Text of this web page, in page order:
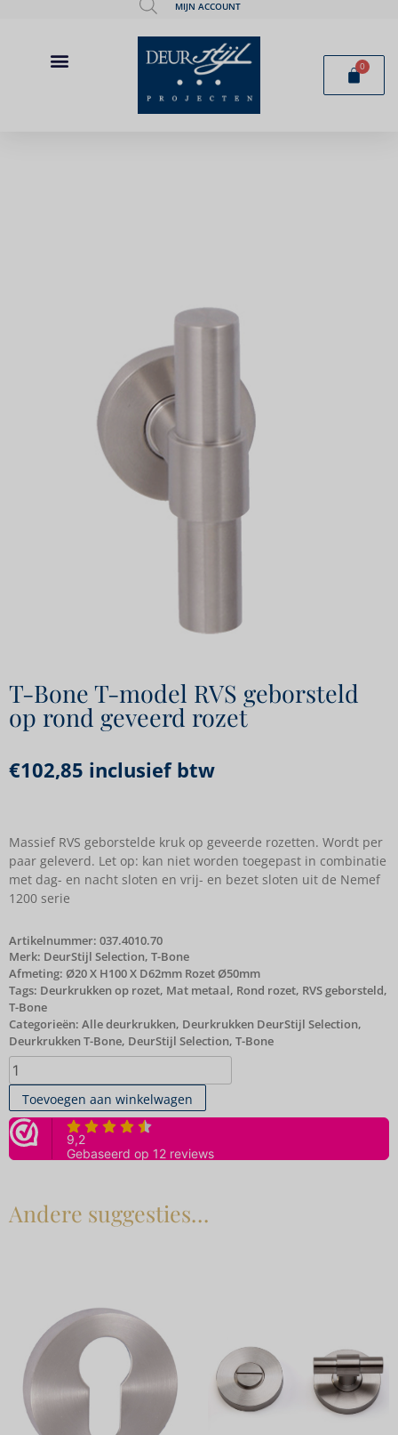
MIJN ACCOUNT
0
T-Bone T-model RVS geborsteld
op rond geveerd rozet
€102,85 inclusief btw
Massief RVS geborstelde kruk op geveerde rozetten. Wordt per
paar geleverd. Let op: kan niet worden toegepast in combinatie
met dag- en nacht sloten en vrij- en bezet sloten uit de Nemef
1200 serie
Artikelnummer: 037.4010.70
Merk: DeurStijl Selection, T-Bone
Afmeting: Ø20 X H100 X D62mm Rozet Ø50mm
Tags: Deurkrukken op rozet, Mat metaal, Rond rozet, RVS geborsteld,
T-Bone
Categorieën: Alle deurkrukken, Deurkrukken DeurStijl Selection,
Deurkrukken T-Bone, DeurStijl Selection, T-Bone
Toevoegen aan winkelwagen
Andere suggesties…